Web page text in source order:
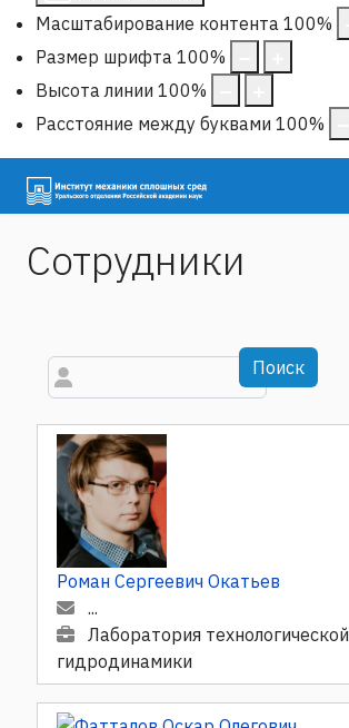
Масштабирование контента 100%
Размер шрифта 100%
Высота линии 100%
Расстояние между буквами 100%
Сотрудники
Роман Сергеевич Окатьев
...
Лаборатория технологической
гидродинамики